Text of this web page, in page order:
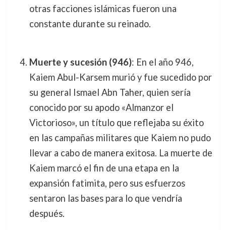
otras facciones islámicas fueron una
constante durante su reinado.
Muerte y sucesión (946): En el año 946,
Kaiem Abul-Karsem murió y fue sucedido por
su general Ismael Abn Taher, quien sería
conocido por su apodo «Almanzor el
Victorioso», un título que reflejaba su éxito
en las campañas militares que Kaiem no pudo
llevar a cabo de manera exitosa. La muerte de
Kaiem marcó el fin de una etapa en la
expansión fatimita, pero sus esfuerzos
sentaron las bases para lo que vendría
después.